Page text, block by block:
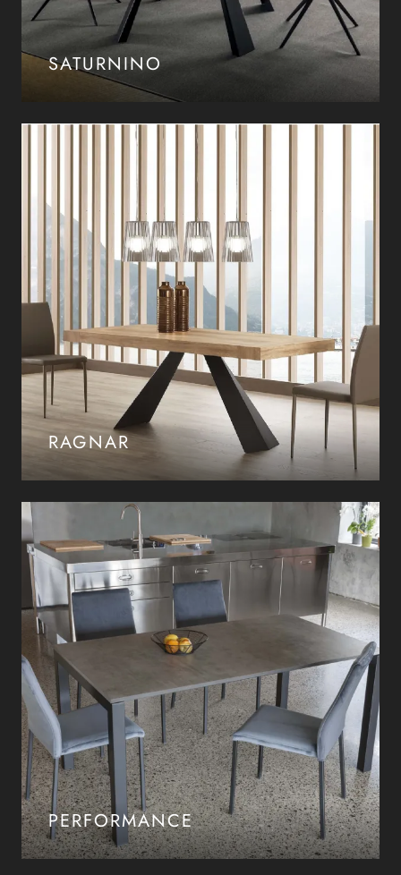
SATURNINO
RAGNAR
PERFORMANCE